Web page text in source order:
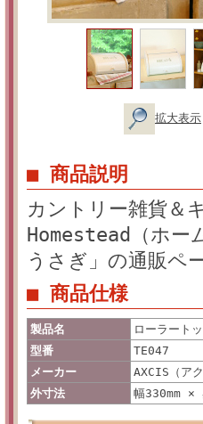
拡大表示
■ 商品説明
カントリー雑貨＆
Homestead（ホー
うさぎ」の通販ペ
■ 商品仕様
製品名
ローラート
型番
TE047
メーカー
AXCIS（ア
外寸法
幅330mm ×